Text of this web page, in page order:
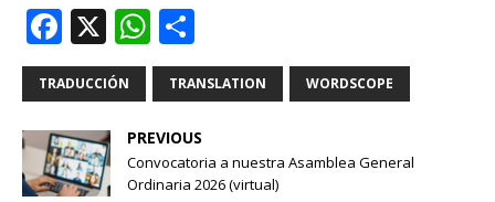
F
a
c
e
b
X W
h
at
s
A
h
ar
e
TRADUCCIÓN TRANSLATION WORDSCOPE
PREVIOUS
Convocatoria a nuestra Asamblea General
Ordinaria 2026 (virtual)